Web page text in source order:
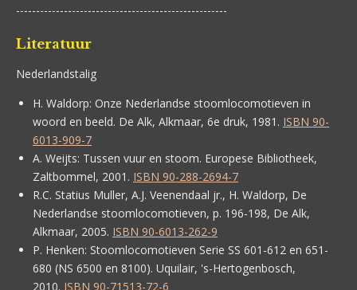
-----------------------------------------------------
Literatuur
Nederlandstalig
H. Waldorp: Onze Nederlandse stoomlocomotieven in
woord en beeld. De Alk, Alkmaar, 6e druk, 1981. ISBN 90-
6013-909-7
A. Weijts: Tussen vuur en stoom. Europese Bibliotheek,
Zaltbommel, 2001. ISBN 90-288-2694-7
R.C. Statius Muller, A.J. Veenendaal jr., H. Waldorp, De
Nederlandse stoomlocomotieven, p. 196-198, De Alk,
Alkmaar, 2005. ISBN 90-6013-262-9
P. Henken: Stoomlocomotieven Serie SS 601-612 en 651-
680 (NS 6500 en 8100). Uquilair, 's-Hertogenbosch,
2010. ISBN 90-71513-72-6